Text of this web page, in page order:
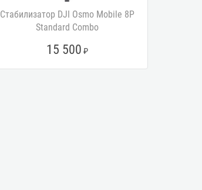
Стабилизатор DJI Osmo Mobile 8P
Standard Combo
15 500